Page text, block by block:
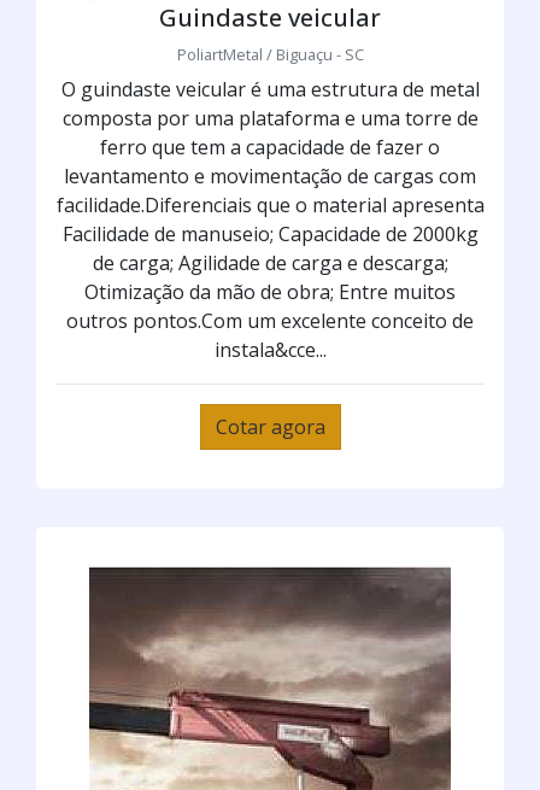
Guindaste veicular
PoliartMetal / Biguaçu - SC
O guindaste veicular é uma estrutura de metal
composta por uma plataforma e uma torre de
ferro que tem a capacidade de fazer o
levantamento e movimentação de cargas com
facilidade.Diferenciais que o material apresenta
Facilidade de manuseio; Capacidade de 2000kg
de carga; Agilidade de carga e descarga;
Otimização da mão de obra; Entre muitos
outros pontos.Com um excelente conceito de
instala&cce...
Cotar agora